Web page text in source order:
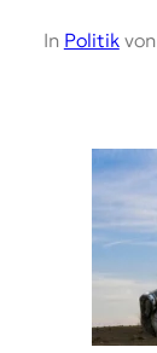
In Politikvon